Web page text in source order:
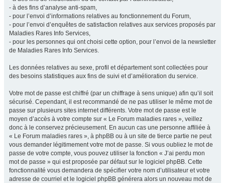
- à des fins d’analyse anti-spam,
- pour l’envoi d’informations relatives au fonctionnement du Forum,
- pour l’envoi d’enquêtes de satisfaction relatives aux services proposés par
Maladies Rares Info Services,
- pour les personnes qui ont choisi cette option, pour l’envoi de la newsletter
de Maladies Rares Info Services.
Les données relatives au sexe, profil et département sont collectées pour
des besoins statistiques aux fins de suivi et d’amélioration du service.
Votre mot de passe est chiffré (par un chiffrage à sens unique) afin qu’il soit
sécurisé. Cependant, il est recommandé de ne pas utiliser le même mot de
passe sur plusieurs sites internet différents. Votre mot de passe est le
moyen d’accès à votre compte sur « Le Forum maladies rares », veillez
donc à le conservez précieusement. En aucun cas une personne affiliée à
« Le Forum maladies rares », à phpBB ou à un site de tierce partie ne peut
vous demander légitimement votre mot de passe. Si vous oubliez le mot de
passe de votre compte, vous pouvez utiliser la fonction « J’ai perdu mon
mot de passe » qui est proposée par défaut sur le logiciel phpBB. Cette
fonctionnalité vous demandera de spécifier votre nom d’utilisateur et votre
adresse de courriel et le logiciel phpBB générera alors un nouveau mot de